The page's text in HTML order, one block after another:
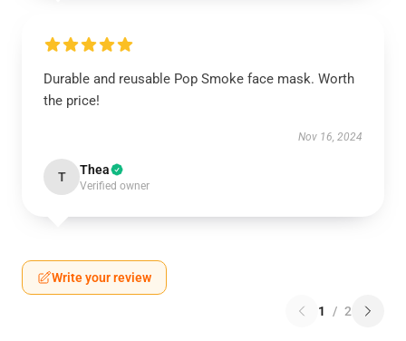
Durable and reusable Pop Smoke face mask. Worth
the price!
Nov 16, 2024
T Thea
Verified owner
Write your review
1 / 2